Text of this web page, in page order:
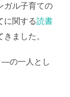
ガル子育ての
に関する読書
ました。
―の一人とし